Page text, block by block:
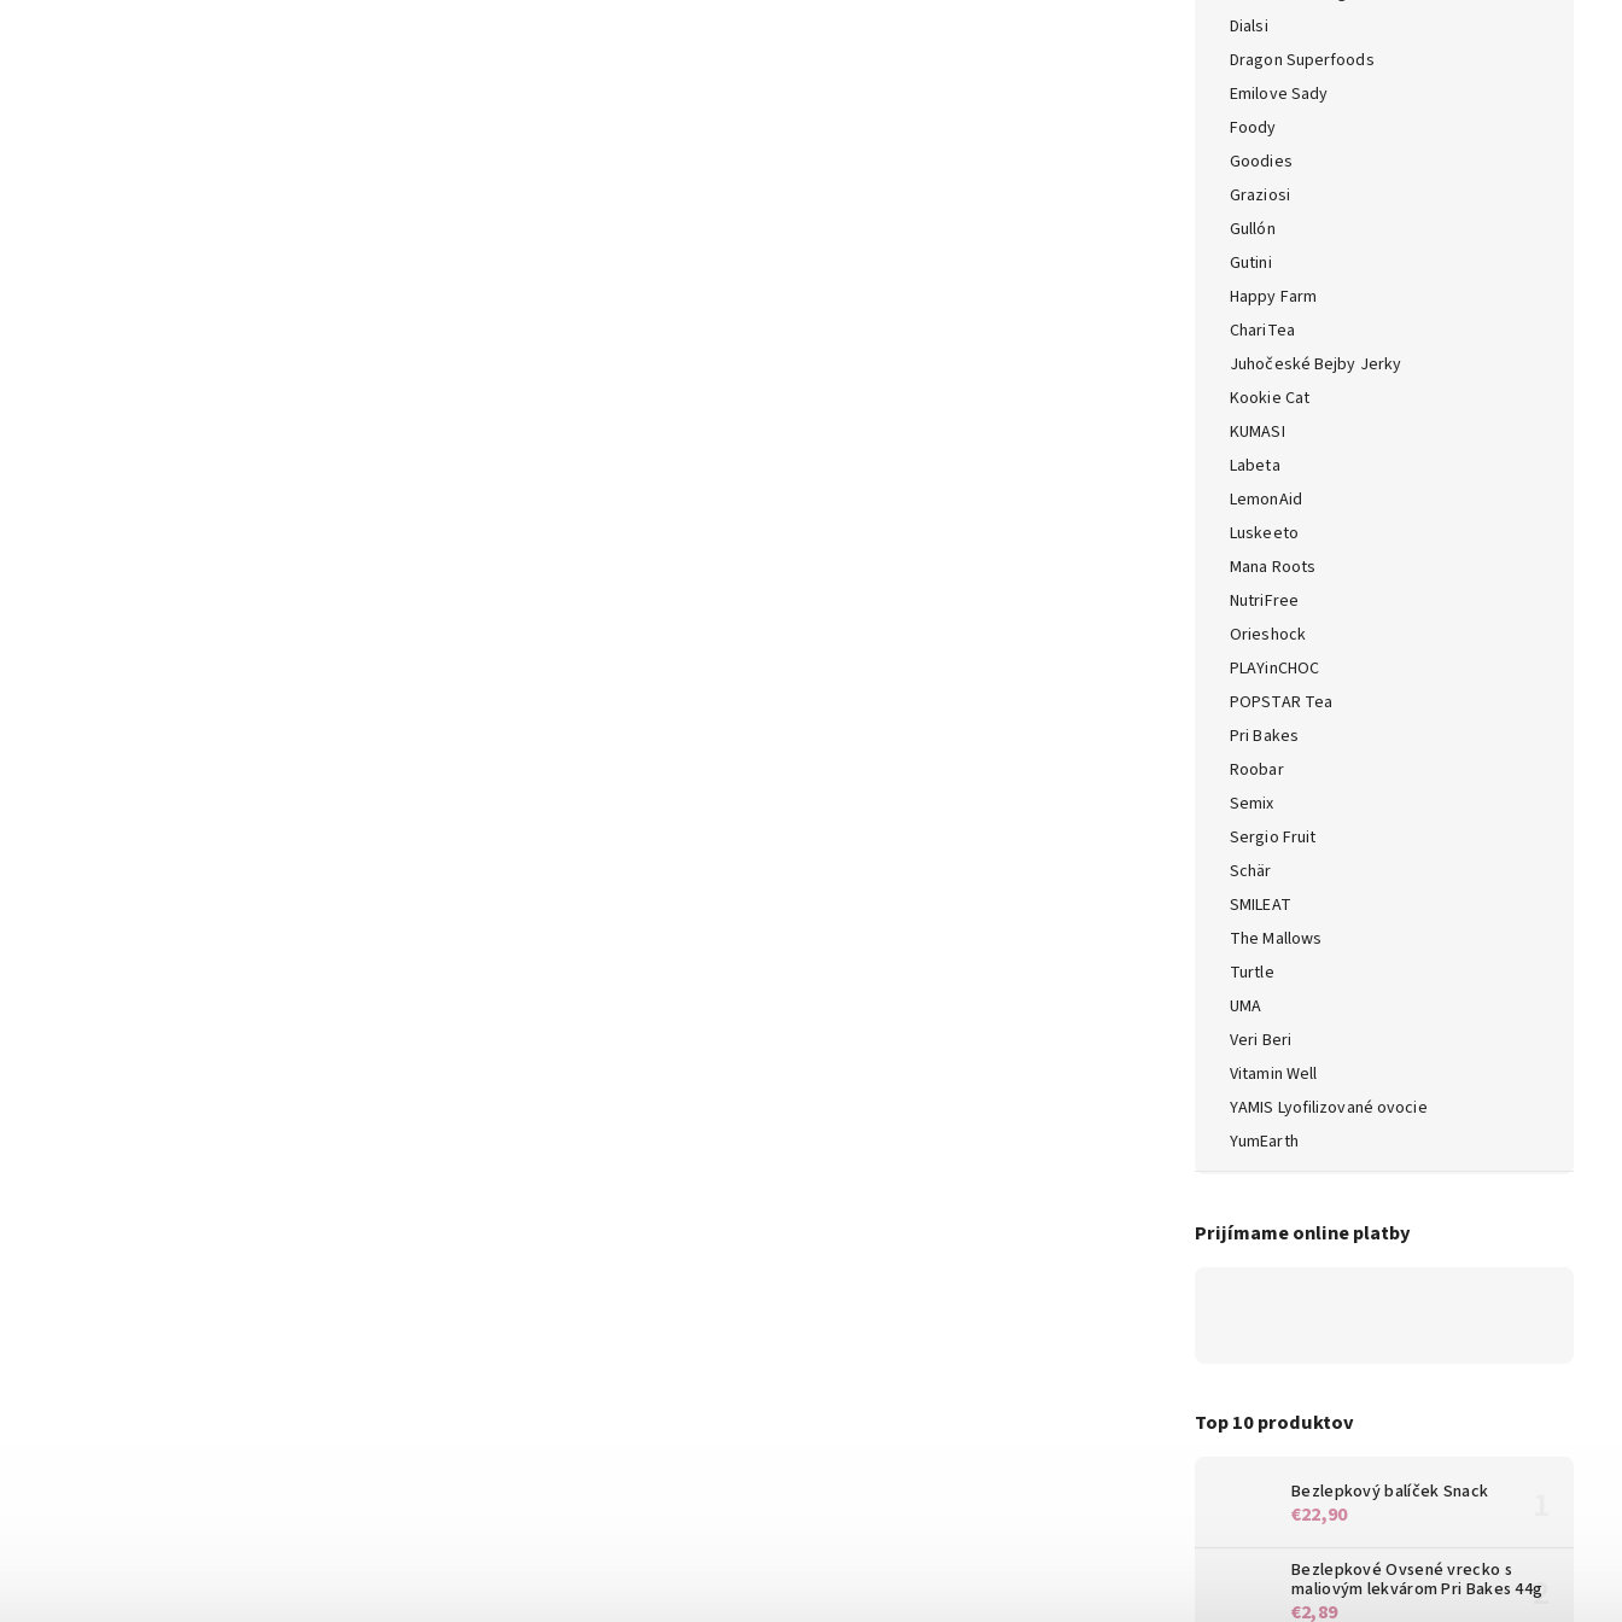
Dialsi
Dragon Superfoods
Emilove Sady
Foody
Goodies
Graziosi
Gullón
Gutini
Happy Farm
ChariTea
Juhočeské Bejby Jerky
Kookie Cat
KUMASI
Labeta
LemonAid
Luskeeto
Mana Roots
NutriFree
Orieshock
PLAYinCHOC
POPSTAR Tea
Pri Bakes
Roobar
Semix
Sergio Fruit
Schär
SMILEAT
The Mallows
Turtle
UMA
Veri Beri
Vitamin Well
YAMIS Lyofilizované ovocie
YumEarth
Prijímame online platby
Top 10 produktov
Bezlepkový balíček Snack
€22,90
Bezlepkové Ovsené vrecko s
maliovým lekvárom Pri Bakes 44g
€2,89